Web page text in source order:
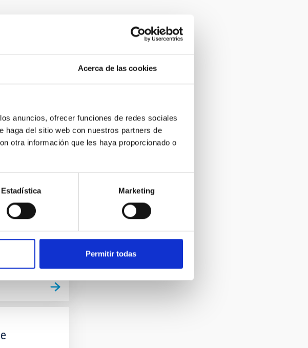
Acerca de las cookies
anuncios, ofrecer funciones de redes sociales
haga del sitio web con nuestros partners de
otra información que les haya proporcionado o
Estadística Marketing
Permitir todas
por los
estrellas